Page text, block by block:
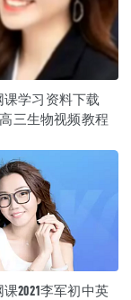
学习资料下载
三生物视频教程
2021李军初中英